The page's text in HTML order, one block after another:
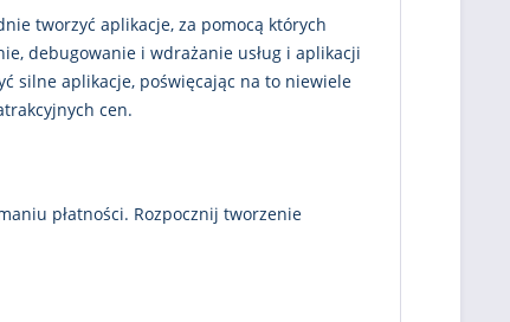
tworzyć aplikacje, za pomocą których
debugowanie i wdrażanie usług i aplikacji
silne aplikacje, poświęcając na to niewiele
cen.
płatności. Rozpocznij tworzenie